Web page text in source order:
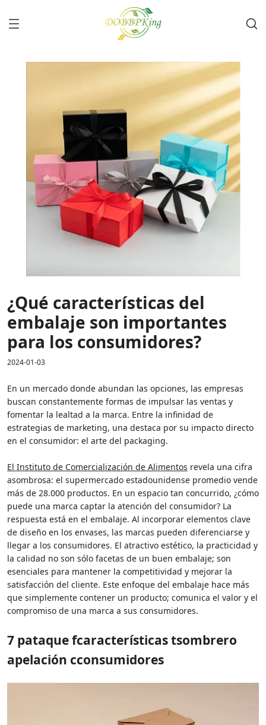
¿Qué características del
embalaje son importantes
para los consumidores?
2024-01-03
En un mercado donde abundan las opciones, las empresas
buscan constantemente formas de impulsar las ventas y
fomentar la lealtad a la marca. Entre la infinidad de
estrategias de marketing, una destaca por su impacto directo
en el consumidor: el arte del packaging.
El Instituto de Comercialización de Alimentos revela una cifra
asombrosa: el supermercado estadounidense promedio vende
más de 28.000 productos. En un espacio tan concurrido, ¿cómo
puede una marca captar la atención del consumidor? La
respuesta está en el embalaje. Al incorporar elementos clave
de diseño en los envases, las marcas pueden diferenciarse y
llegar a los consumidores. El atractivo estético, la practicidad y
la calidad no son sólo facetas de un buen embalaje; son
esenciales para mantener la competitividad y mejorar la
satisfacción del cliente. Este enfoque del embalaje hace más
que simplemente contener un producto; comunica el valor y el
compromiso de una marca a sus consumidores.
7 pataquefcaracterísticastsombrero
apelación cconsumidores